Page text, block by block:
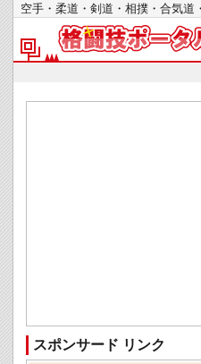
空手・柔道・剣道・相撲・合気
スポンサード リンク